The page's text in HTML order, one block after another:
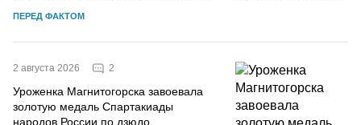
ПЕРЕД ФАКТОМ
2 августа 2026 2
Уроженка Магнитогорска завоевала
золотую медаль Спартакиады
народов России по дзюдо